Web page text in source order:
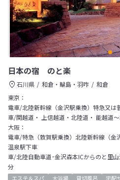
日本の宿 のと楽
石川県 和倉・輪島・羽咋
和倉
東京：
電車/北陸新幹線（金沢駅乗換）特急又は
車/関越道・ 上信越道・北陸道・ 能越道
大阪：
電車/特急（敦賀駅乗換）北陸新幹線（金
温泉駅下車
車/北陸自動車道･金沢森本ICからのと里
分
エステ＆スパ 大浴場 貸切風呂 宅配